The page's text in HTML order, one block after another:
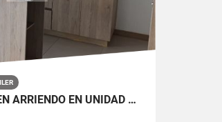
APARTAMENTO EN ARRIENDO EN UNIDAD CERRADA DE LA CEJA.